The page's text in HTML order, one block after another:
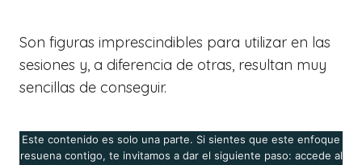
1.2. La mirada sistémica en sesión individual
1.3. Los Principios Básicos de la Vida
1.5. Órdenes y desórdenes en los sistemas
Son figuras imprescindibles para utilizar en las
sesiones y, a diferencia de otras, resultan muy
sencillas de conseguir.
Este contenido es solo una parte. Si sientes que este enfoque
resuena contigo, te invitamos a dar el siguiente paso: accede al